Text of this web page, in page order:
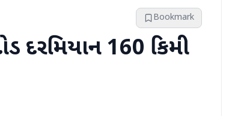
Bookmark
દરમિયાન 160 કિમી